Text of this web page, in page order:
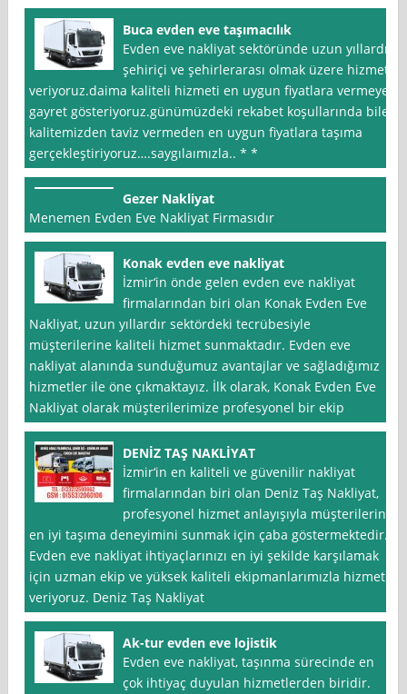
Buca evden eve taşımacılık
Evden eve nakliyat sektöründe uzun yıllardır
şehiriçi ve şehirlerarası olmak üzere hizmet
veriyoruz.daima kaliteli hizmeti en uygun fiyatlara vermeye
gayret gösteriyoruz.günümüzdeki rekabet koşullarında bile
kalitemizden taviz vermeden en uygun fiyatlara taşıma
gerçekleştiriyoruz….saygılaımızla.. * *
Gezer Nakliyat
Menemen Evden Eve Nakliyat Firmasıdır
Konak evden eve nakliyat
İzmir‘in önde gelen evden eve nakliyat
firmalarından biri olan Konak Evden Eve
Nakliyat, uzun yıllardır sektördeki tecrübesiyle
müşterilerine kaliteli hizmet sunmaktadır. Evden eve
nakliyat alanında sunduğumuz avantajlar ve sağladığımız
hizmetler ile öne çıkmaktayız. İlk olarak, Konak Evden Eve
Nakliyat olarak müşterilerimize profesyonel bir ekip
DENİZ TAŞ NAKLİYAT
İzmir‘in en kaliteli ve güvenilir nakliyat
firmalarından biri olan Deniz Taş Nakliyat,
profesyonel hizmet anlayışıyla müşterilerine
en iyi taşıma deneyimini sunmak için çaba göstermektedir.
Evden eve nakliyat ihtiyaçlarınızı en iyi şekilde karşılamak
için uzman ekip ve yüksek kaliteli ekipmanlarımızla hizmet
veriyoruz. Deniz Taş Nakliyat
Ak-tur evden eve lojistik
Evden eve nakliyat, taşınma sürecinde en
çok ihtiyaç duyulan hizmetlerden biridir.